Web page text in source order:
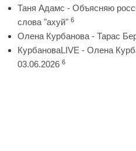
Таня Адамс - Объясняю
слова "ахуй" 6
Олена Курбанова - Тарас
КурбановаLIVE - Олена
03.06.2026 6